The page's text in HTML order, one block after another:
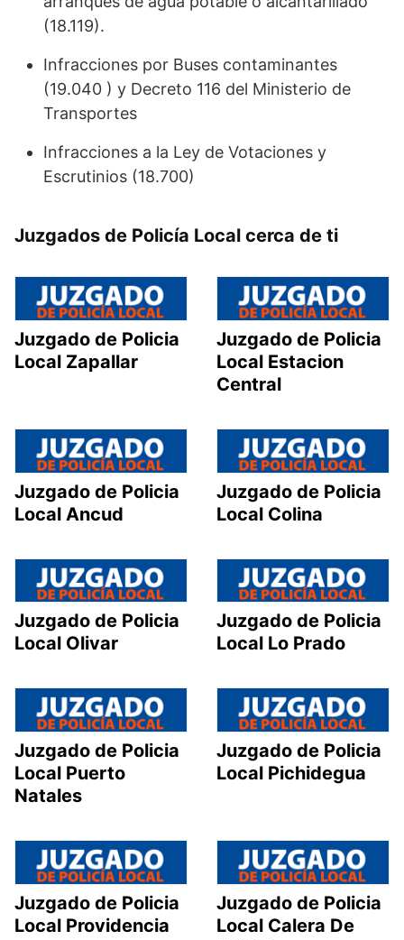
(18.119).
Infracciones por Buses contaminantes
(19.040 ) y Decreto 116 del Ministerio de
Transportes
Infracciones a la Ley de Votaciones y
Escrutinios (18.700)
Juzgados de Policía Local cerca de ti
Juzgado de Policia
Local Zapallar
Juzgado de Policia
Local Estacion
Central
Juzgado de Policia
Local Ancud
Juzgado de Policia
Local Colina
Juzgado de Policia
Local Olivar
Juzgado de Policia
Local Lo Prado
Juzgado de Policia
Local Puerto
Natales
Juzgado de Policia
Local Pichidegua
Juzgado de Policia
Local Providencia
Juzgado de Policia
Local Calera De